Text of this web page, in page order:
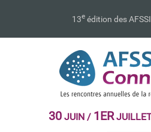
13e édition des
30JUIN / 1ER